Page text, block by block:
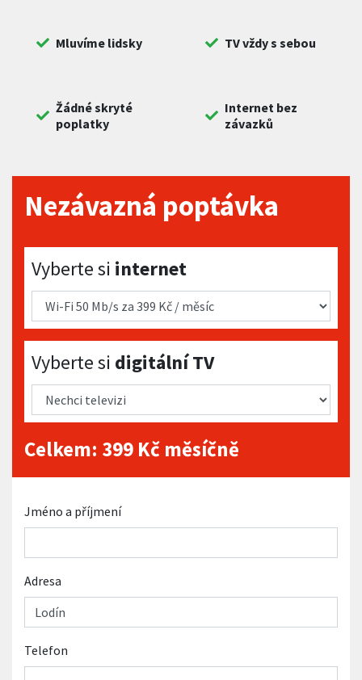
Mluvíme lidsky TV vždy s sebou
Žádné skryté
poplatky
Internet bez
závazků
Nezávazná poptávka
Vyberte si internet
Vyberte si internet
Vyberte si digitální TV
Vyberte si digitální TV
Celkem: 399 Kč měsíčně
Jméno a příjmení
Adresa
Telefon